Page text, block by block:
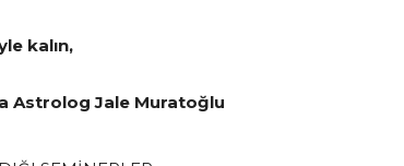
kalın,
Astrolog Jale Muratoğlu